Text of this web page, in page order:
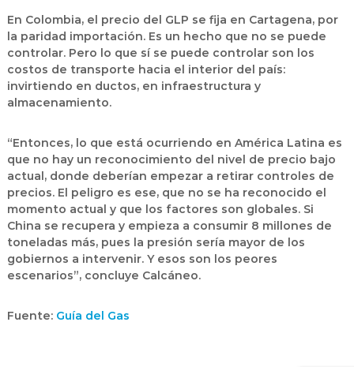
En Colombia, el precio del GLP se fija en Cartagena, por
la paridad importación. Es un hecho que no se puede
controlar. Pero lo que sí se puede controlar son los
costos de transporte hacia el interior del país:
invirtiendo en ductos, en infraestructura y
almacenamiento.
“Entonces, lo que está ocurriendo en América Latina es
que no hay un reconocimiento del nivel de precio bajo
actual, donde deberían empezar a retirar controles de
precios. El peligro es ese, que no se ha reconocido el
momento actual y que los factores son globales. Si
China se recupera y empieza a consumir 8 millones de
toneladas más, pues la presión sería mayor de los
gobiernos a intervenir. Y esos son los peores
escenarios”, concluye Calcáneo.
Fuente: Guía del Gas